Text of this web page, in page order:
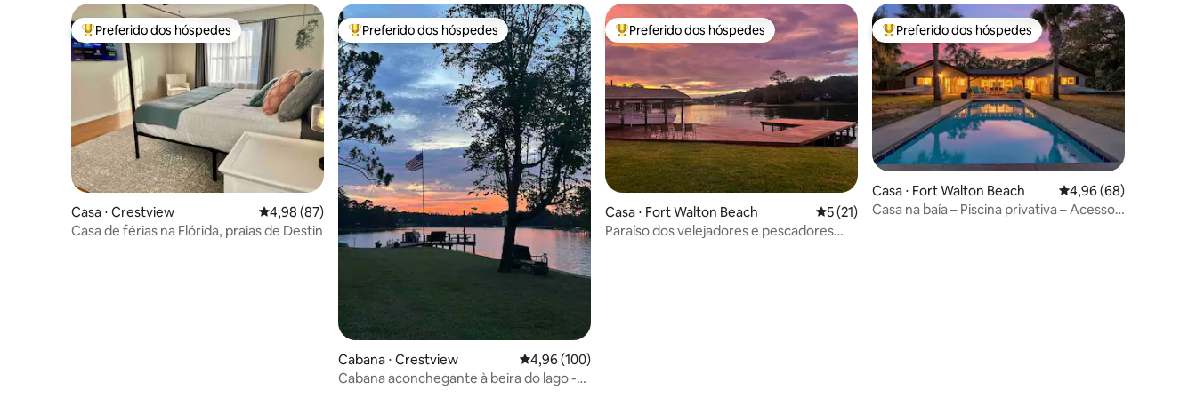
Entre os melhores preferidos dos hóspedes
Preferido dos hóspedes
Casa ⋅ Crestview 4,98 de uma avaliação média de 5, 87 avaliações
4,98 (87)
Casa de férias na Flórida, praias de Destin
Entre os melhores preferidos dos hóspedes
Preferido dos hóspedes
Cabana ⋅ Crestview 4,96 de uma avaliação média de 5, 100 avaliações
4,96 (100)
Cabana aconchegante à beira do lago -
Entre os melhores preferidos dos hóspedes
Preferido dos hóspedes
Casa ⋅ Fort Walton Beach 5 de uma avaliação média de 5, 21 avaliações
5 (21)
Paraíso dos velejadores e pescadores
Entre os melhores preferidos dos hóspedes
Preferido dos hóspedes
Casa ⋅ Fort Walton Beach 4,96 de uma
4,96 (68)
Casa na baía – Piscina privativa – Acesso a